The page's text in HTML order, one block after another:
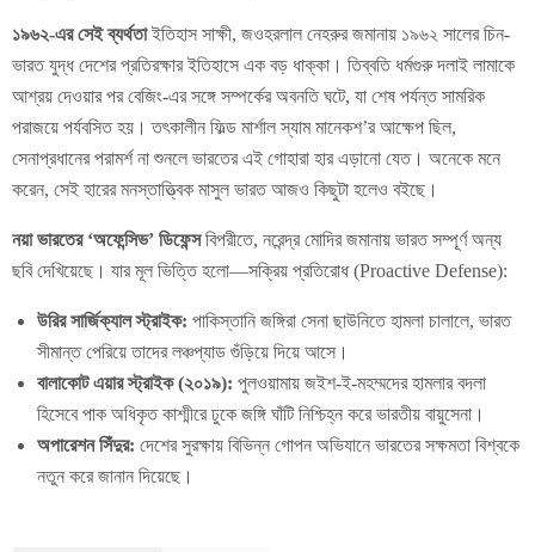
১৯৬২-এর সেই ব্যর্থতাইতিহাস সাক্ষী, জওহরলাল নেহরুর জমানায় ১৯৬২ সালের চিন-
ভারত যুদ্ধ দেশের প্রতিরক্ষার ইতিহাসে এক বড় ধাক্কা। তিব্বতি ধর্মগুরু দলাই লামাকে
আশ্রয় দেওয়ার পর বেজিং-এর সঙ্গে সম্পর্কের অবনতি ঘটে, যা শেষ পর্যন্ত সামরিক
পরাজয়ে পর্যবসিত হয়। তৎকালীন ফিল্ড মার্শাল স্যাম মানেকশ’র আক্ষেপ ছিল,
সেনাপ্রধানের পরামর্শ না শুনলে ভারতের এই গোহারা হার এড়ানো যেত। অনেকে মনে
করেন, সেই হারের মনস্তাত্ত্বিক মাসুল ভারত আজও কিছুটা হলেও বইছে।
নয়া ভারতের ‘অফেন্সিভ’ ডিফেন্সবিপরীতে, নরেন্দ্র মোদির জমানায় ভারত সম্পূর্ণ অন্য
ছবি দেখিয়েছে। যার মূল ভিত্তি হলো—সক্রিয় প্রতিরোধ (Proactive Defense):
উরির সার্জিক্যাল স্ট্রাইক: পাকিস্তানি জঙ্গিরা সেনা ছাউনিতে হামলা চালালে, ভারত
সীমান্ত পেরিয়ে তাদের লঞ্চপ্যাড গুঁড়িয়ে দিয়ে আসে।
বালাকোট এয়ার স্ট্রাইক (২০১৯): পুলওয়ামায় জইশ-ই-মহম্মদের হামলার বদলা
হিসেবে পাক অধিকৃত কাশ্মীরে ঢুকে জঙ্গি ঘাঁটি নিশ্চিহ্ন করে ভারতীয় বায়ুসেনা।
অপারেশন সিঁদুর: দেশের সুরক্ষায় বিভিন্ন গোপন অভিযানে ভারতের সক্ষমতা বিশ্বকে
নতুন করে জানান দিয়েছে।